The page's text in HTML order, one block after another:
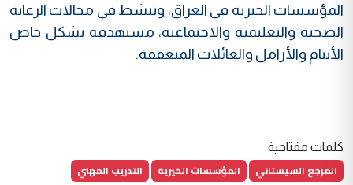
المؤسسات الخيرية في العراق، وتنشط في مجالات الرعاية
الصحية والتعليمية والاجتماعية، مستهدفة بشكل خاص
الأيتام والأرامل والعائلات المتعففة.
كلمات مفتاحية
المرجع السيستاني المؤسسات الخيرية
التدريب المهني